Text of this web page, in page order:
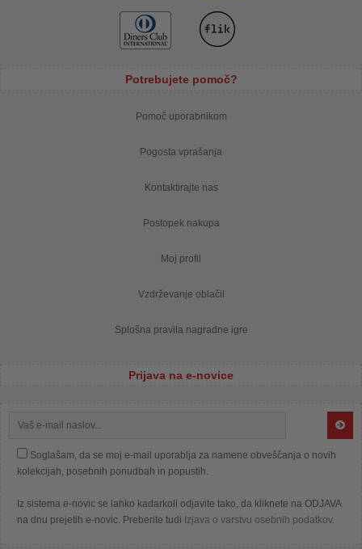
Potrebujete pomoč?
Pomoč uporabnikom
Pogosta vprašanja
Kontaktirajte nas
Postopek nakupa
Moj profil
Vzdrževanje oblačil
Splošna pravila nagradne igre
Prijava na e-novice
Soglašam, da se moj e-mail uporablja za namene obveščanja o novih
kolekcijah, posebnih ponudbah in popustih.
Iz sistema e-novic se lahko kadarkoli odjavite tako, da kliknete na ODJAVA
na dnu prejetih e-novic. Preberite tudi Izjava o varstvu osebnih podatkov.